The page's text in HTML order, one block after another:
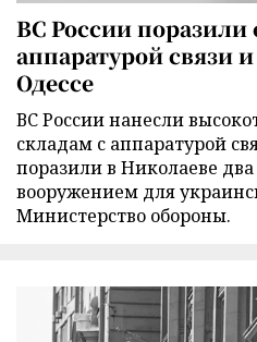
ВС России поразили
аппаратурой связи
Одессе
ВС России нанесли
складам с аппаратурой
поразили в Николаеве два
вооружением для
Министерство обороны.